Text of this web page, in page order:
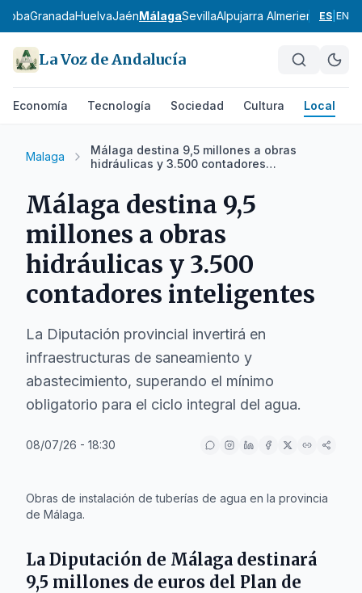
GranadaHuelvaJaénMálagaSevillaAlpujarra AlmerienseLos
ES EN
La Voz de Andalucía
Economía Tecnología Sociedad Cultura Local
Malaga
Málaga destina 9,5 millones a obras
hidráulicas y 3.500 contadores
Málaga destina 9,5
millones a obras
hidráulicas y 3.500
contadores inteligentes
La Diputación provincial invertirá en
infraestructuras de saneamiento y
abastecimiento, superando el mínimo
obligatorio para el ciclo integral del agua.
08/07/26 - 18:30
Obras de instalación de tuberías de agua en la provincia
de Málaga.
La Diputación de Málaga destinará
9,5 millones de euros del Plan de